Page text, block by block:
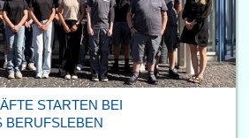
STARTEN BEI
BERUFSLEBEN